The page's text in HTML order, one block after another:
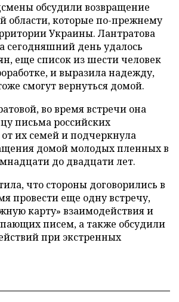
обсудили возвращение
области, которые по-прежнему
Украины. Лантратова
сегодняшний день удалось
еще список из шести человек
и выразила надежду,
смогут вернуться домой.
во время встречи она
письма российских
их семей и подчеркнула
домой молодых пленных в
до двадцати лет.
что стороны договорились в
провести еще одну встречу,
карту» взаимодействия и
писем, а также обсудили
при экстренных